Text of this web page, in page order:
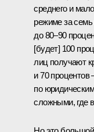
среднего и
режиме за
до 80–90
[будет] 100
лиц получают
и 70 процентов
по
сложными, где